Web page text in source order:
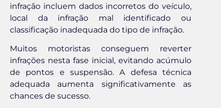
infração incluem dados incorretos do veículo,
local da infração mal identificado ou
classificação inadequada do tipo de infração.
Muitos motoristas conseguem reverter
infrações nesta fase inicial, evitando acúmulo
de pontos e suspensão. A defesa técnica
adequada aumenta significativamente as
chances de sucesso.